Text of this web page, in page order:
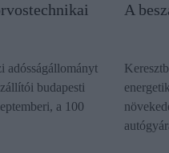
adósságállományt
budapesti
a 100
A